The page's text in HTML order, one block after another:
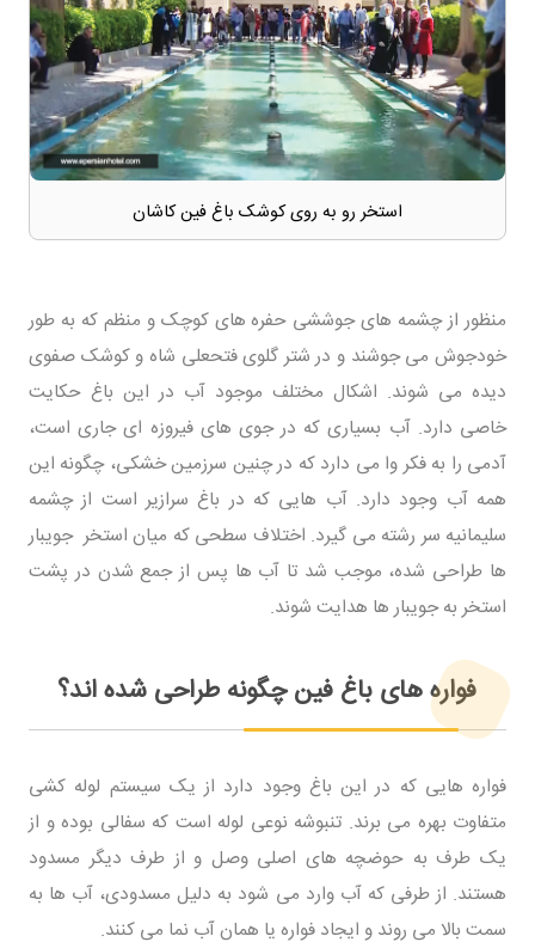
استخر رو به روی کوشک باغ فین کاشان
منظور از چشمه های جوششی حفره های کوچک و منظم که به طور
خودجوش می جوشند و در شتر گلوی فتحعلی شاه و کوشک صفوی
دیده می شوند. اشکال مختلف موجود آب در این باغ حکایت
خاصی دارد. آب بسیاری که در جوی های فیروزه ای جاری است،
آدمی را به فکر وا می دارد که در چنین سرزمین خشکی، چگونه این
همه آب وجود دارد. آب هایی که در باغ سرازیر است از چشمه
سلیمانیه سر رشته می گیرد. اختلاف سطحی که میان استخر جویبار
ها طراحی شده، موجب شد تا آب ها پس از جمع شدن در پشت
استخر به جویبار ها هدایت شوند.
فواره های باغ فین چگونه طراحی شده اند؟
فواره هایی که در این باغ وجود دارد از یک سیستم لوله کشی
متفاوت بهره می برند. تنبوشه نوعی لوله است که سفالی بوده و از
یک طرف به حوضچه های اصلی وصل و از طرف دیگر مسدود
هستند. از طرفی که آب وارد می شود به دلیل مسدودی، آب ها به
سمت بالا می روند و ایجاد فواره یا همان آب نما می کنند.